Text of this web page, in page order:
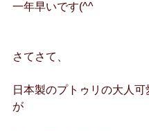
一年早いです(^^
さてさて、
日本製のプトゥリの大人可
が